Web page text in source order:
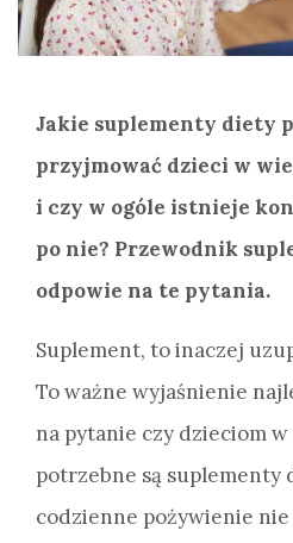
Jakie suplementy diety
przyjmować dzieci w
i czy w ogóle istnieje
po nie? Przewodnik
odpowie na te pytania.
Suplement, to inaczej
To ważne wyjaśnienie
na pytanie czy dzieciom
potrzebne są suplementy
codzienne pożywienie